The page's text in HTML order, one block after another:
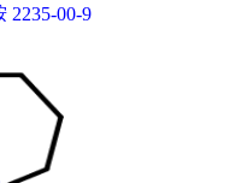
2235-00-9